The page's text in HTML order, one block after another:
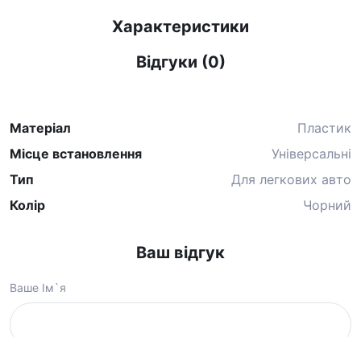
Характеристики
Відгуки (0)
Матеріал
Пластик
Місце встановлення
Універсальні
Тип
Для легкових авто
Колір
Чорний
Ваш відгук
Ваше Ім`я